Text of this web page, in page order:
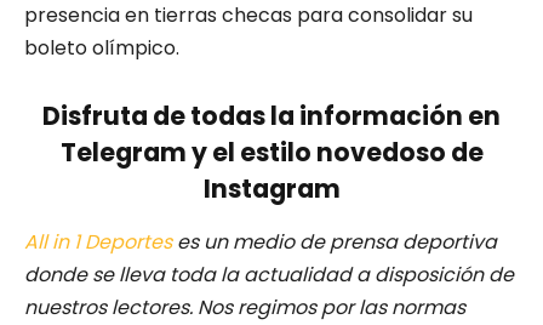
presencia en tierras checas para consolidar su
boleto olímpico.
Disfruta de todas la información en
Telegram y el estilo novedoso de
Instagram
All in 1 Deporteses un medio de prensa deportiva
donde se lleva toda la actualidad a disposición de
nuestros lectores. Nos regimos por las normas